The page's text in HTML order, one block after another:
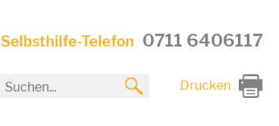
Selbsthilfe-Telefon 0711 6406117
Drucken